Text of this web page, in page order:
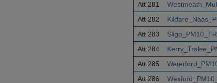
Att 281
Att 282
Att 283
Att 284
Att 285
Att 286